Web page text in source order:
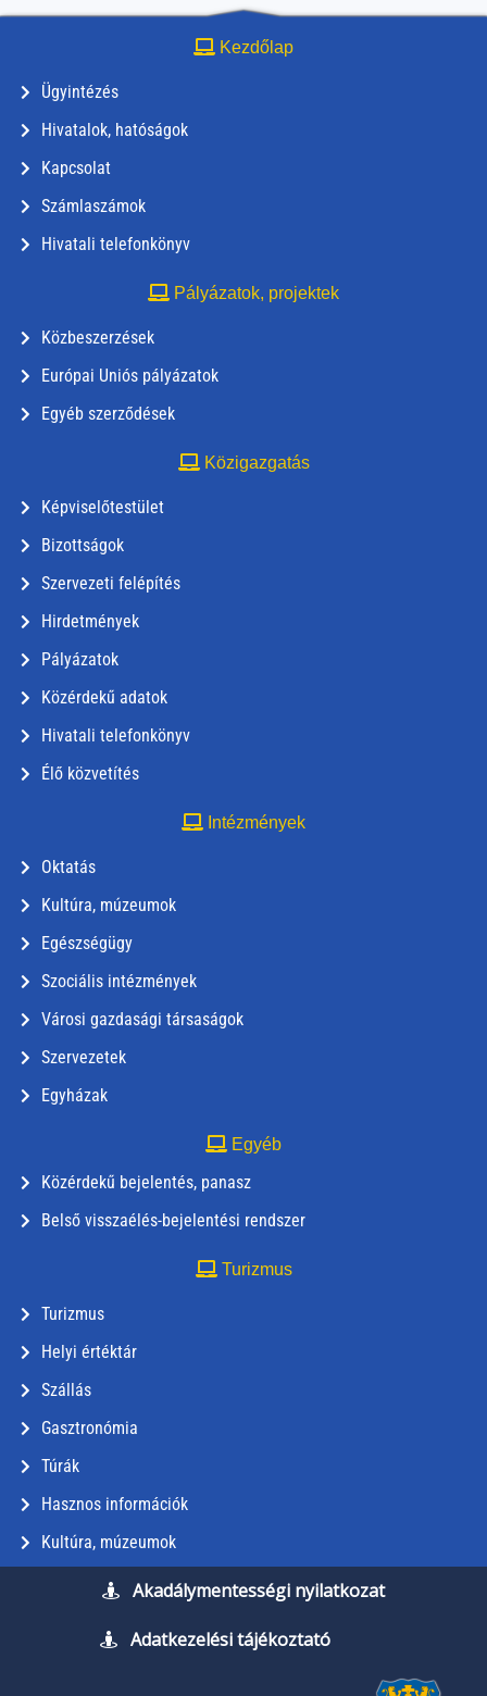
Kezdőlap
Ügyintézés
Hivatalok, hatóságok
Kapcsolat
Számlaszámok
Hivatali telefonkönyv
Pályázatok, projektek
Közbeszerzések
Európai Uniós pályázatok
Egyéb szerződések
Közigazgatás
Képviselőtestület
Bizottságok
Szervezeti felépítés
Hirdetmények
Pályázatok
Közérdekű adatok
Hivatali telefonkönyv
Élő közvetítés
Intézmények
Oktatás
Kultúra, múzeumok
Egészségügy
Szociális intézmények
Városi gazdasági társaságok
Szervezetek
Egyházak
Egyéb
Közérdekű bejelentés, panasz
Belső visszaélés-bejelentési rendszer
Turizmus
Turizmus
Helyi értéktár
Szállás
Gasztronómia
Túrák
Hasznos információk
Kultúra, múzeumok
Akadálymentességi nyilatkozat
Adatkezelési tájékoztató